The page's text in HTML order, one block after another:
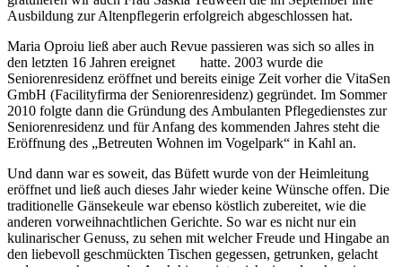
Ausbildung zur Altenpflegerin erfolgreich abgeschlossen hat.
Maria Oproiu ließ aber auch Revue passieren was sich so alles in
den letzten 16 Jahren ereignet hatte. 2003 wurde die
Seniorenresidenz eröffnet und bereits einige Zeit vorher die VitaSen
GmbH (Facilityfirma der Seniorenresidenz) gegründet. Im Sommer
2010 folgte dann die Gründung des Ambulanten Pflegedienstes zur
Seniorenresidenz und für Anfang des kommenden Jahres steht die
Eröffnung des „Betreuten Wohnen im Vogelpark“ in Kahl an.
Und dann war es soweit, das Büfett wurde von der Heimleitung
eröffnet und ließ auch dieses Jahr wieder keine Wünsche offen. Die
traditionelle Gänsekeule war ebenso köstlich zubereitet, wie die
anderen vorweihnachtlichen Gerichte. So war es nicht nur ein
kulinarischer Genuss, zu sehen mit welcher Freude und Hingabe an
den liebevoll geschmückten Tischen gegessen, getrunken, gelacht